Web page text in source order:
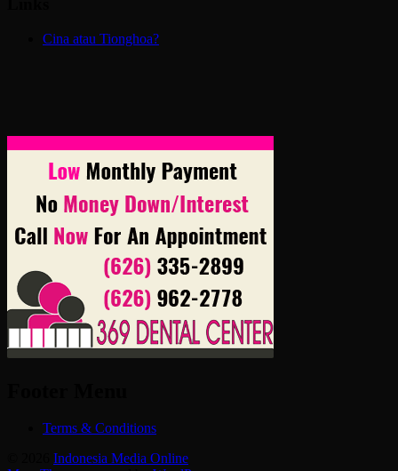
Cina atau Tionghoa?
Terms & Conditions
Indonesia Media Online